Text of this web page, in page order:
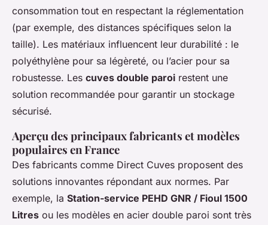
consommation tout en respectant la réglementation
(par exemple, des distances spécifiques selon la
taille). Les matériaux influencent leur durabilité : le
polyéthylène pour sa légèreté, ou l’acier pour sa
robustesse. Les cuves double paroi restent une
solution recommandée pour garantir un stockage
sécurisé.
Aperçu des principaux fabricants et modèles
populaires en France
Des fabricants comme Direct Cuves proposent des
solutions innovantes répondant aux normes. Par
exemple, la Station-service PEHD GNR / Fioul 1500
Litres ou les modèles en acier double paroi sont très